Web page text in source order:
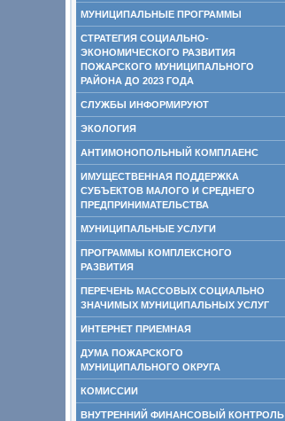
МУНИЦИПАЛЬНЫЕ ПРОГРАММЫ
СТРАТЕГИЯ СОЦИАЛЬНО-
ЭКОНОМИЧЕСКОГО РАЗВИТИЯ
ПОЖАРСКОГО МУНИЦИПАЛЬНОГО
РАЙОНА ДО 2023 ГОДА
СЛУЖБЫ ИНФОРМИРУЮТ
ЭКОЛОГИЯ
АНТИМОНОПОЛЬНЫЙ КОМПЛАЕНС
ИМУЩЕСТВЕННАЯ ПОДДЕРЖКА
СУБЪЕКТОВ МАЛОГО И СРЕДНЕГО
ПРЕДПРИНИМАТЕЛЬСТВА
МУНИЦИПАЛЬНЫЕ УСЛУГИ
ПРОГРАММЫ КОМПЛЕКСНОГО
РАЗВИТИЯ
ПЕРЕЧЕНЬ МАССОВЫХ СОЦИАЛЬНО
ЗНАЧИМЫХ МУНИЦИПАЛЬНЫХ УСЛУГ
ИНТЕРНЕТ ПРИЕМНАЯ
ДУМА ПОЖАРСКОГО
МУНИЦИПАЛЬНОГО ОКРУГА
КОМИССИИ
ВНУТРЕННИЙ ФИНАНСОВЫЙ КОНТРОЛЬ